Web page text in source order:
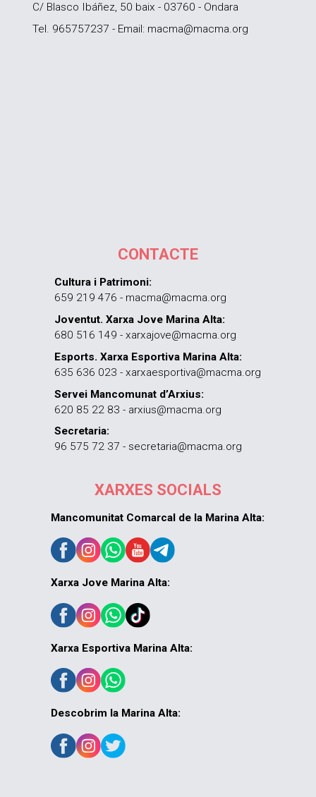
C/ Blasco Ibáñez, 50 baix - 03760 - Ondara
Tel. 965757237 - Email: macma@macma.org
CONTACTE
Cultura i Patrimoni:
659 219 476 - macma@macma.org
Joventut. Xarxa Jove Marina Alta:
680 516 149 - xarxajove@macma.org
Esports. Xarxa Esportiva Marina Alta:
635 636 023 - xarxaesportiva@macma.org
Servei Mancomunat d’Arxius:
620 85 22 83 - arxius@macma.org
Secretaria:
96 575 72 37 - secretaria@macma.org
XARXES SOCIALS
Mancomunitat Comarcal de la Marina Alta:
Xarxa Jove Marina Alta:
Xarxa Esportiva Marina Alta:
Descobrim la Marina Alta: